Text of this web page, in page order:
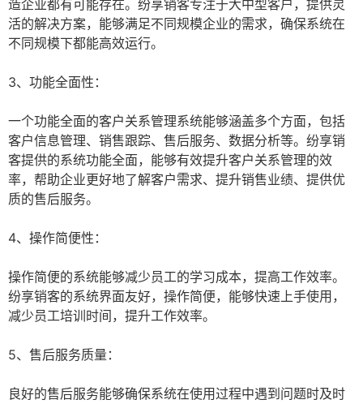
造企业都有可能存在。纷享销客专注于大中型客户，提供灵
活的解决方案，能够满足不同规模企业的需求，确保系统在
不同规模下都能高效运行。
3、功能全面性：
一个功能全面的客户关系管理系统能够涵盖多个方面，包括
客户信息管理、销售跟踪、售后服务、数据分析等。纷享销
客提供的系统功能全面，能够有效提升客户关系管理的效
率，帮助企业更好地了解客户需求、提升销售业绩、提供优
质的售后服务。
4、操作简便性：
操作简便的系统能够减少员工的学习成本，提高工作效率。
纷享销客的系统界面友好，操作简便，能够快速上手使用，
减少员工培训时间，提升工作效率。
5、售后服务质量：
良好的售后服务能够确保系统在使用过程中遇到问题时及时